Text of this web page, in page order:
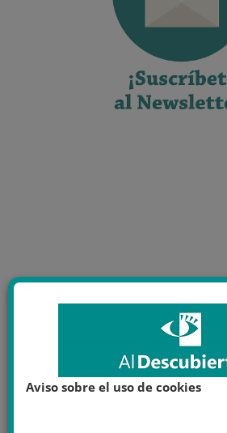
Aviso sobre el uso de cookies